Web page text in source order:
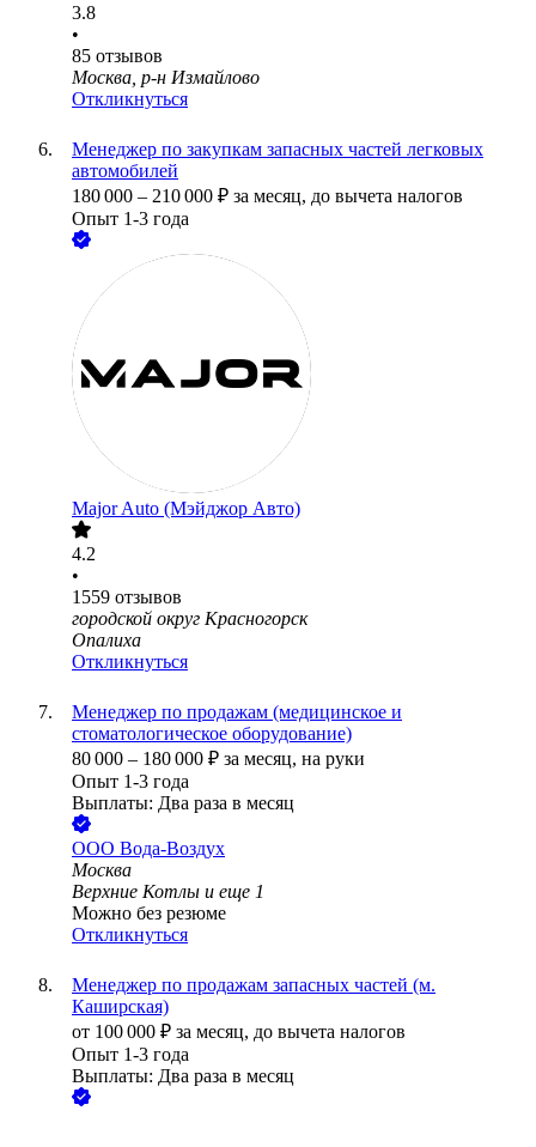
3.8
•
85 отзывов
Москва, р-н Измайлово
Откликнуться
Менеджер по закупкам запасных частей легковых
автомобилей
180 000 – 210 000 ₽ за месяц, до вычета налогов
Опыт 1-3 года
Major Auto (Мэйджор Авто)
4.2
•
1559 отзывов
городской округ Красногорск
Опалиха
Откликнуться
Менеджер по продажам (медицинское и
стоматологическое оборудование)
80 000 – 180 000 ₽ за месяц, на руки
Опыт 1-3 года
Выплаты: Два раза в месяц
ООО Вода-Воздух
Москва
Верхние Котлы и еще 1
Можно без резюме
Откликнуться
Менеджер по продажам запасных частей (м.
Каширская)
от 100 000 ₽ за месяц, до вычета налогов
Опыт 1-3 года
Выплаты: Два раза в месяц